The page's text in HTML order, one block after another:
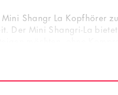
Shangr La Kopfhörer
Der Mini Shangri-La